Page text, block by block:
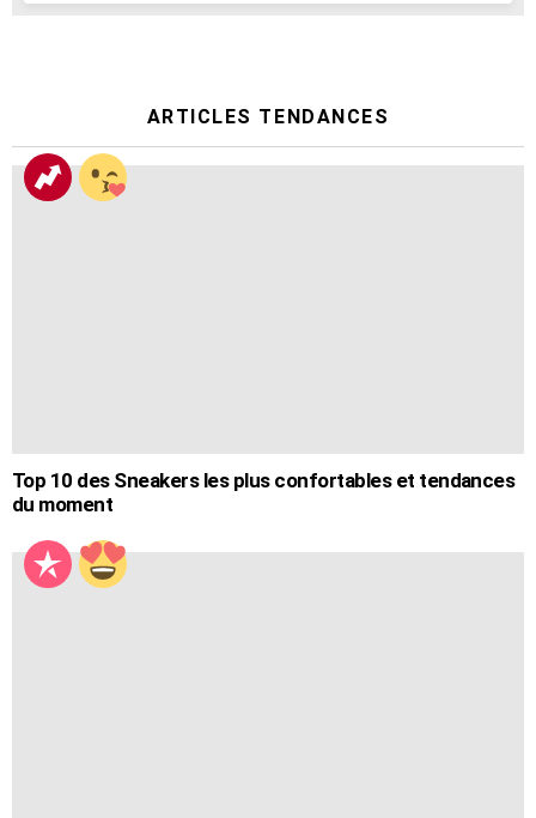
ARTICLES TENDANCES
Top 10 des Sneakers les plus confortables et tendances
du moment